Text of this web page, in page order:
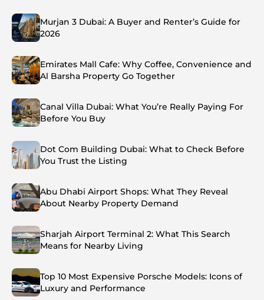
Murjan 3 Dubai: A Buyer and Renter’s Guide for
2026
Emirates Mall Cafe: Why Coffee, Convenience and
Al Barsha Property Go Together
Canal Villa Dubai: What You’re Really Paying For
Before You Buy
Dot Com Building Dubai: What to Check Before
You Trust the Listing
Abu Dhabi Airport Shops: What They Reveal
About Nearby Property Demand
Sharjah Airport Terminal 2: What This Search
Means for Nearby Living
Top 10 Most Expensive Porsche Models: Icons of
Luxury and Performance